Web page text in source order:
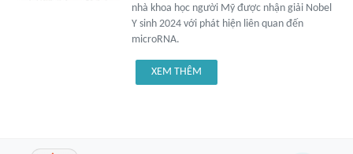
nhà khoa học người Mỹ được nhận giải Nobel
Y sinh 2024 với phát hiện liên quan đến
microRNA.
XEM THÊM